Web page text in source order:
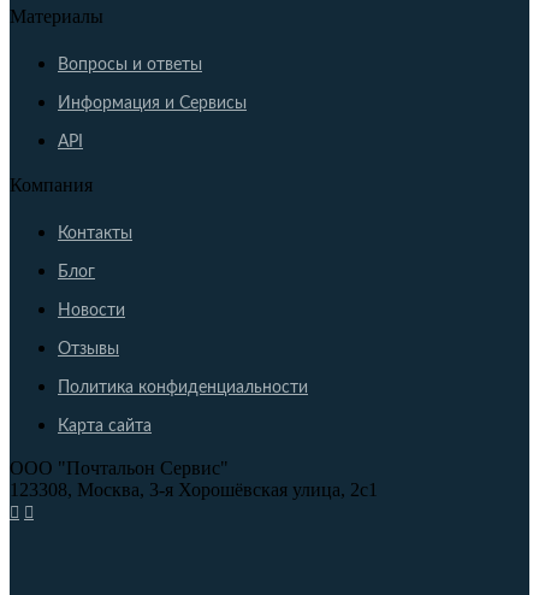
Материалы
Вопросы и ответы
Информация и Сервисы
API
Компания
Контакты
Блог
Новости
Отзывы
Политика конфиденциальности
Карта сайта
ООО "Почтальон Сервис"
123308, Москва, 3-я Хорошёвская улица, 2с1